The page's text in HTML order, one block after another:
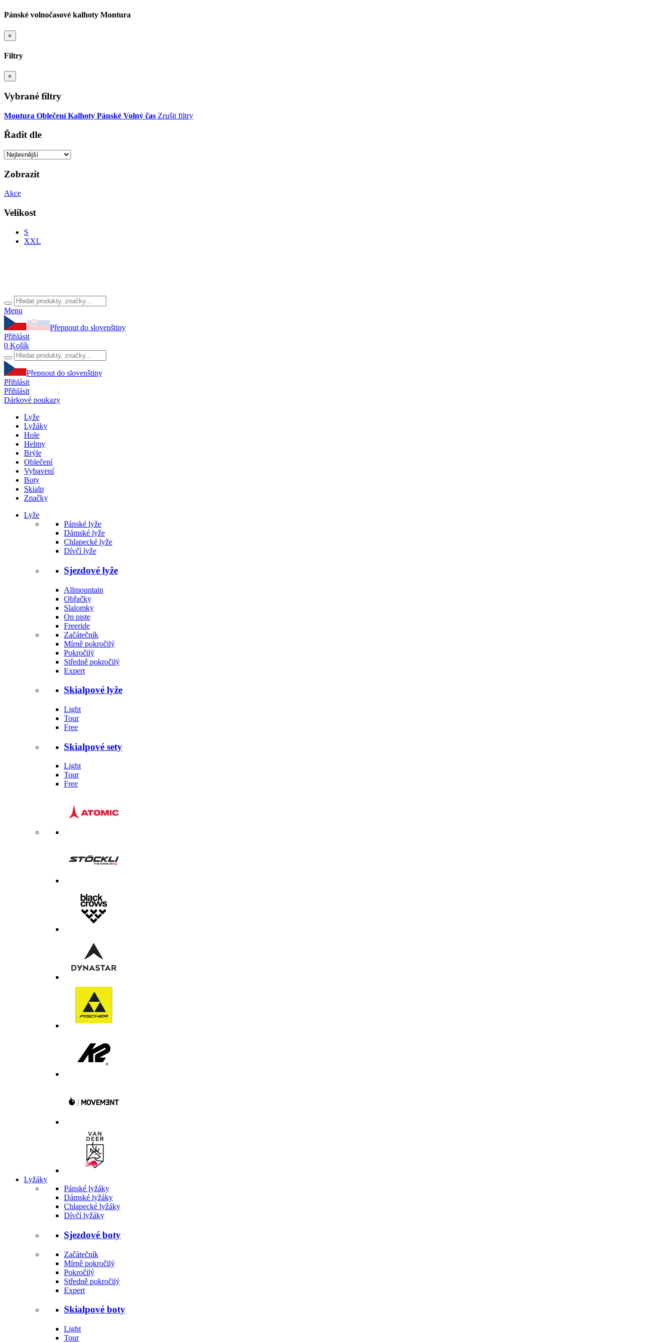
Pánské volnočasové kalhoty Montura
×
Filtry
×
Vybrané filtry
Montura Oblečení Kalhoty Pánské Volný čas Zrušit filtry
Řadit dle
Zobrazit
Akce
Velikost
S
XXL
Menu
Přepnout do slovenštiny
Přihlásit
0 Košík
Přepnout do slovenštiny
Přihlásit
Přihlásit
Dárkové poukazy
Lyže
Lyžáky
Hole
Helmy
Brýle
Oblečení
Vybavení
Boty
Skialp
Značky
Lyže
Pánské lyže
Dámské lyže
Chlapecké lyže
Dívčí lyže
Sjezdové lyže
Allmountain
Obřačky
Slalomky
On piste
Freeride
Začátečník
Mírně pokročilý
Pokročilý
Středně pokročilý
Expert
Skialpové lyže
Light
Tour
Free
Skialpové sety
Light
Tour
Free
Lyžáky
Pánské lyžáky
Dámské lyžáky
Chlapecké lyžáky
Dívčí lyžáky
Sjezdové boty
Začátečník
Mírně pokročilý
Pokročilý
Středně pokročilý
Expert
Skialpové boty
Light
Tour